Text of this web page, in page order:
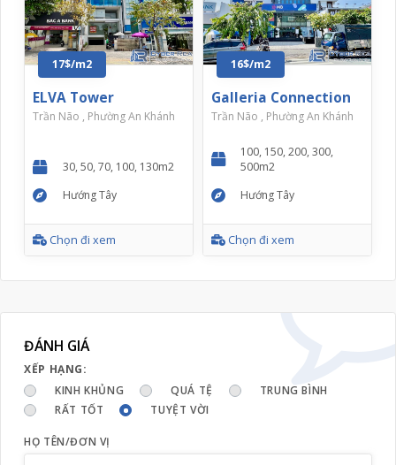
17$/m2
ELVA Tower
Trần Não , Phường An Khánh
30, 50, 70, 100, 130m2
Hướng Tây
Chọn đi xem
16$/m2
Galleria Connection
Trần Não , Phường An Khánh
100, 150, 200, 300,
500m2
Hướng Tây
Chọn đi xem
ĐÁNH GIÁ
XẾP HẠNG:
KINH KHỦNG
QUÁ TỆ
TRUNG BÌNH
RẤT TỐT
TUYỆT VỜI
HỌ TÊN/ĐƠN VỊ